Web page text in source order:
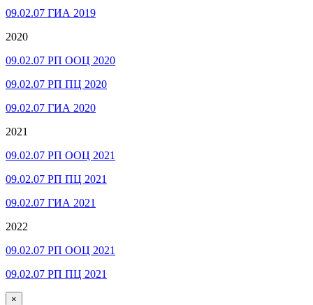
09.02.07 ГИА 2019
2020
09.02.07 РП ООЦ 2020
09.02.07 РП ПЦ 2020
09.02.07 ГИА 2020
2021
09.02.07 РП ООЦ 2021
09.02.07 РП ПЦ 2021
09.02.07 ГИА 2021
2022
09.02.07 РП ООЦ 2021
09.02.07 РП ПЦ 2021
×